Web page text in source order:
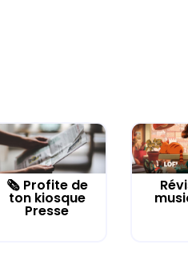
🗞️ Profite de
ton kiosque
Presse